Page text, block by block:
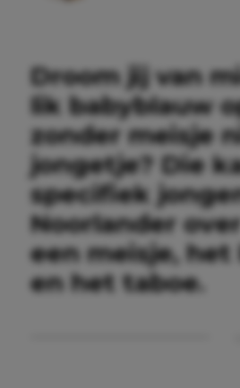
Droom jij van
lik babyblauw
zonder meisje
jongetje? Die
specifiek
Noorlander
een meisje,
en het taboe.